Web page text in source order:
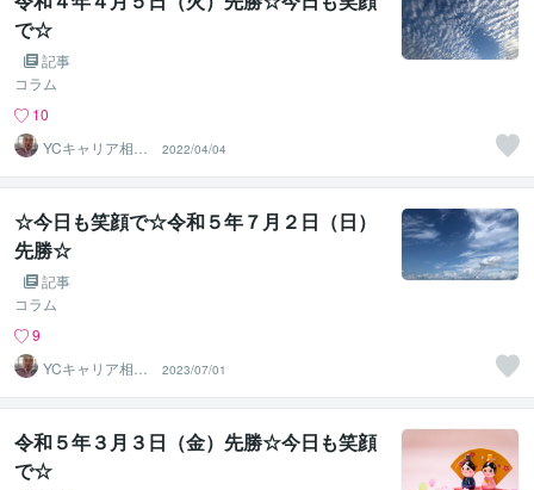
で☆
記事
コラム
10
YCキャリア相談
2022/04/04
☆今日も笑顔で☆令和５年７月２日（日）
先勝☆
記事
コラム
9
YCキャリア相談
2023/07/01
令和５年３月３日（金）先勝☆今日も笑顔
で☆